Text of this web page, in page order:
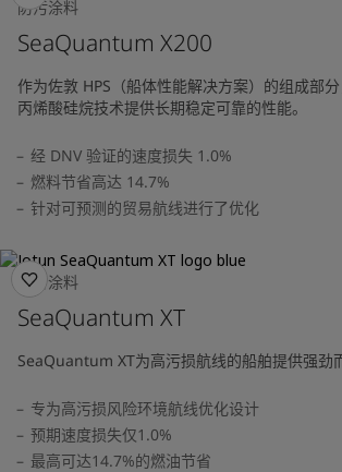
防污涂料
SeaQuantum X200
作为佐敦 HPS（船体性能解决方案）的组成部
丙烯酸硅烷技术提供长期稳定可靠的性能。
经 DNV 验证的速度损失 1.0%
燃料节省高达 14.7%
针对可预测的贸易航线进行了优化
防污涂料
SeaQuantum XT
SeaQuantum XT为高污损航线的船舶提供强劲
专为高污损风险环境航线优化设计
预期速度损失仅1.0%
最高可达14.7%的燃油节省